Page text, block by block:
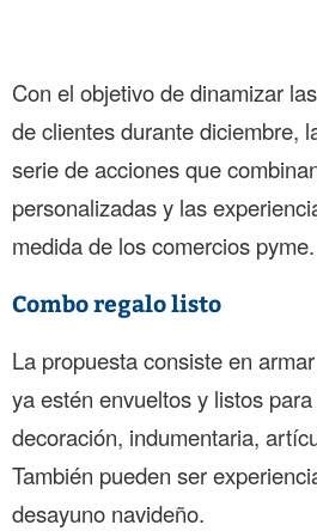
Con el objetivo de dinamizar
de clientes durante diciembre,
serie de acciones que
personalizadas y las
medida de los comercios pyme.
Combo regalo listo
La propuesta consiste en
ya estén envueltos y listos
decoración, indumentaria,
También pueden ser
desayuno navideño.